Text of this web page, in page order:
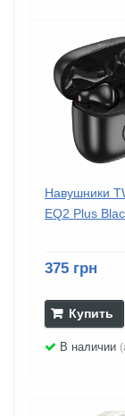
Навушники
EQ2 Plus
375 грн
Купить
В наличии